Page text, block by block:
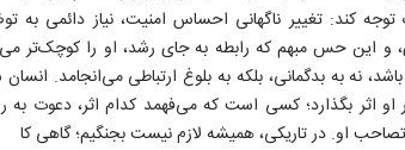
کند: تغییر ناگهانی احساس امنیت، نیاز دائمی به
و این حس مبهم که رابطه به جای رشد، او را کوچک‌تر
نه به بدگمانی، بلکه به بلوغ ارتباطی می‌انجامد. انسان
اثر بگذارد؛ کسی است که می‌فهمد کدام اثر، دعوت به
او. در تاریکی، همیشه لازم نیست بجنگیم؛ گاهی کا